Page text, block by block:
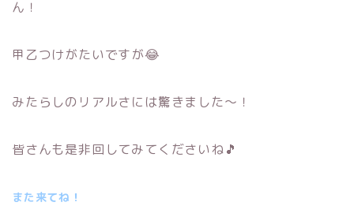
ん！
甲乙つけがたいですが😂
みたらしのリアルさには驚きました～！
皆さんも是非回してみてくださいね🎵
また来てね！